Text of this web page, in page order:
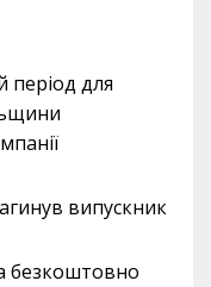
період для
випускник
безкоштовно